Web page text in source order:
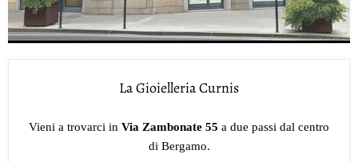
La Gioielleria Curnis
Vieni a trovarci in Via Zambonate 55 a due passi dal centro
di Bergamo.